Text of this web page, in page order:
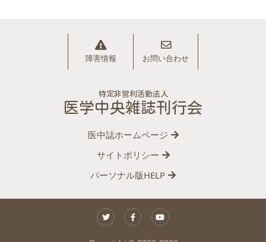
障害情報 お問い合わせ
特定非営利活動法人
医学中央雑誌刊行会
医中誌ホームページ
サイトポリシー
パーソナル版HELP